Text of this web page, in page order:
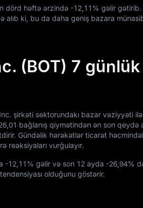
dörd həftə ərzində -12,11% gəlir gətirib.
alıb ki, bu da daha geniş bazara
(BOT) 7
şirkəti sektorundakı bazar vəziyyəti
bağlanış qiymətindən ən son qeydə
Gündəlik hərəkətlər ticarət
reaksiyaları vurğulayır.
-12,11% gəlir və son 12 ayda -26,94%
olduğunu göstərir.